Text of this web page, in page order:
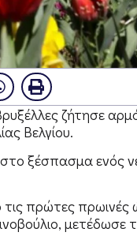
ζήτησε
Βελγίου.
ξέσπασμα ενός
πρώτες
μετέδωσε